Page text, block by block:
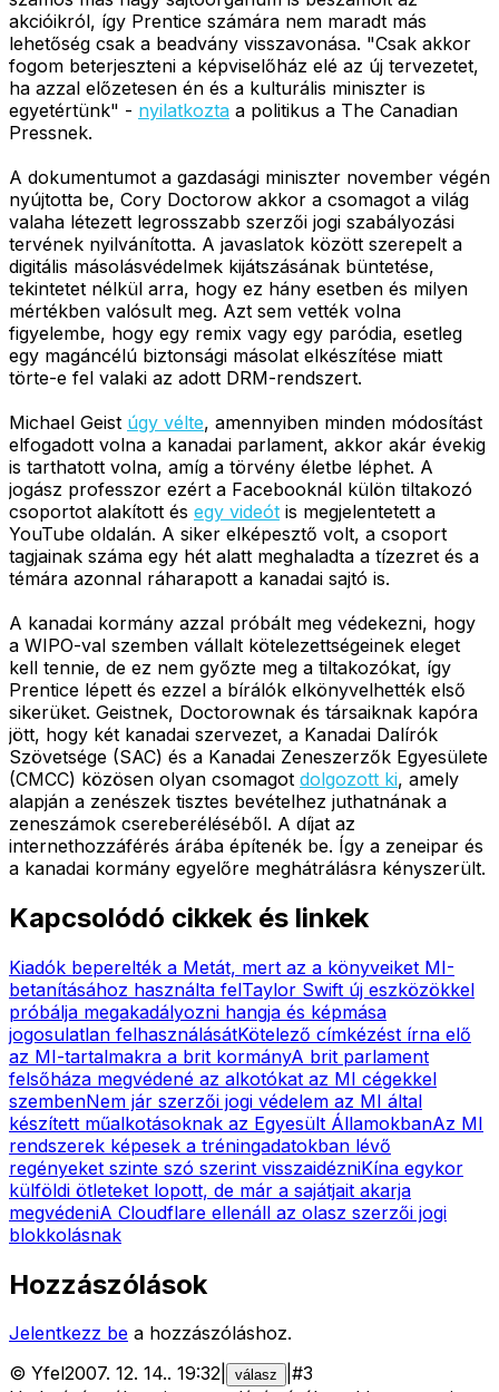
akcióikról, így Prentice számára nem maradt más
lehetőség csak a beadvány visszavonása. "Csak akkor
fogom beterjeszteni a képviselőház elé az új tervezetet,
ha azzal előzetesen én és a kulturális miniszter is
egyetértünk" - nyilatkozta a politikus a The Canadian
Pressnek.
A dokumentumot a gazdasági miniszter november végén
nyújtotta be, Cory Doctorow akkor a csomagot a világ
valaha létezett legrosszabb szerzői jogi szabályozási
tervének nyilvánította. A javaslatok között szerepelt a
digitális másolásvédelmek kijátszásának büntetése,
tekintetet nélkül arra, hogy ez hány esetben és milyen
mértékben valósult meg. Azt sem vették volna
figyelembe, hogy egy remix vagy egy paródia, esetleg
egy magáncélú biztonsági másolat elkészítése miatt
törte-e fel valaki az adott DRM-rendszert.
Michael Geist úgy vélte, amennyiben minden módosítást
elfogadott volna a kanadai parlament, akkor akár évekig
is tarthatott volna, amíg a törvény életbe léphet. A
jogász professzor ezért a Facebooknál külön tiltakozó
csoportot alakított és egy videót is megjelentetett a
YouTube oldalán. A siker elképesztő volt, a csoport
tagjainak száma egy hét alatt meghaladta a tízezret és a
témára azonnal ráharapott a kanadai sajtó is.
A kanadai kormány azzal próbált meg védekezni, hogy
a WIPO-val szemben vállalt kötelezettségeinek eleget
kell tennie, de ez nem győzte meg a tiltakozókat, így
Prentice lépett és ezzel a bírálók elkönyvelhették első
sikerüket. Geistnek, Doctorownak és társaiknak kapóra
jött, hogy két kanadai szervezet, a Kanadai Dalírók
Szövetsége (SAC) és a Kanadai Zeneszerzők Egyesülete
(CMCC) közösen olyan csomagot dolgozott ki, amely
alapján a zenészek tisztes bevételhez juthatnának a
zeneszámok csereberéléséből. A díjat az
internethozzáférés árába építenék be. Így a zeneipar és
a kanadai kormány egyelőre meghátrálásra kényszerült.
Kapcsolódó cikkek és linkek
Kiadók beperelték a Metát, mert az a könyveiket MI-
betanításához használta felTaylor Swift új eszközökkel
próbálja megakadályozni hangja és képmása
jogosulatlan felhasználásátKötelező címkézést írna elő
az MI-tartalmakra a brit kormányA brit parlament
felsőháza megvédené az alkotókat az MI cégekkel
szembenNem jár szerzői jogi védelem az MI által
készített műalkotásoknak az Egyesült ÁllamokbanAz MI
rendszerek képesek a tréningadatokban lévő
regényeket szinte szó szerint visszaidézniKína egykor
külföldi ötleteket lopott, de már a sajátjait akarja
megvédeniA Cloudflare ellenáll az olasz szerzői jogi
blokkolásnak
Hozzászólások
Jelentkezz be a hozzászóláshoz.
© Yfel2007. 12. 14.. 19:32 válasz #3